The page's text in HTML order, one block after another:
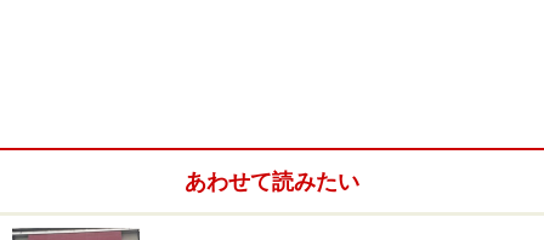
あわせて読みたい